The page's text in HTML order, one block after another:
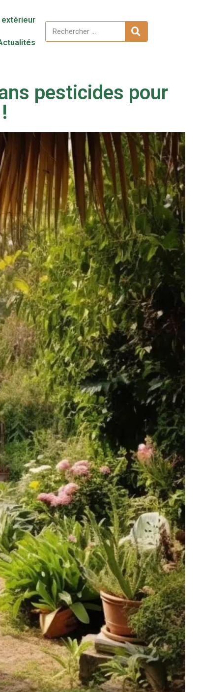
pesticides pour